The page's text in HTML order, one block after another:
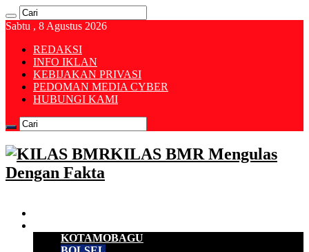
Sabtu , 8 Agustus 2026
REDAKSI
INFO IKLAN
KEBIJAKAN PRIVASI
PEDOMAN MEDIA CYBER
HUBUNGI KAMI
KILAS BMR Mengulas
Dengan Fakta
KOTAMOBAGU